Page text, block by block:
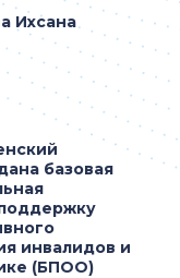
Ихсана
базовая
инвалидов и
(БПОО)